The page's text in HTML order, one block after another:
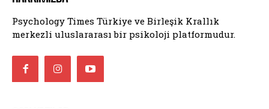
Psychology Times Türkiye ve Birleşik Krallık
merkezli uluslararası bir psikoloji platformudur.